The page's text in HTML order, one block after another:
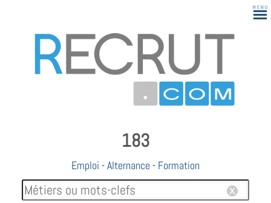
183
Emploi -Alternance - Formation